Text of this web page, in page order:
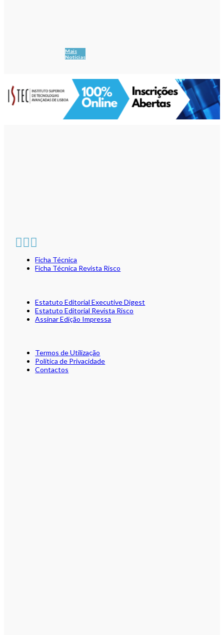
Mais
Notícias
Ficha Técnica
Ficha Técnica Revista Risco
Estatuto Editorial Executive Digest
Estatuto Editorial Revista Risco
Assinar Edição Impressa
Termos de Utilização
Política de Privacidade
Contactos